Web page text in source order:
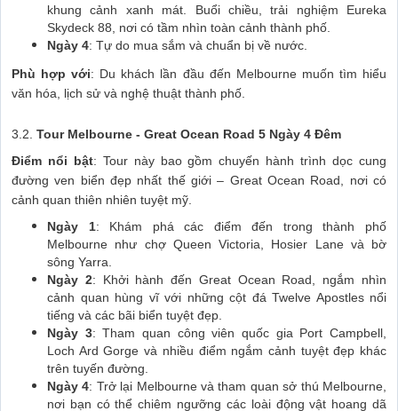
khung cảnh xanh mát. Buổi chiều, trải nghiệm Eureka
Skydeck 88, nơi có tầm nhìn toàn cảnh thành phố.
Ngày 4: Tự do mua sắm và chuẩn bị về nước.
Phù hợp với: Du khách lần đầu đến Melbourne muốn tìm hiểu
văn hóa, lịch sử và nghệ thuật thành phố.
3.2. Tour Melbourne - Great Ocean Road 5 Ngày 4 Đêm
Điểm nổi bật: Tour này bao gồm chuyến hành trình dọc cung
đường ven biển đẹp nhất thế giới – Great Ocean Road, nơi có
cảnh quan thiên nhiên tuyệt mỹ.
Ngày 1: Khám phá các điểm đến trong thành phố
Melbourne như chợ Queen Victoria, Hosier Lane và bờ
sông Yarra.
Ngày 2: Khởi hành đến Great Ocean Road, ngắm nhìn
cảnh quan hùng vĩ với những cột đá Twelve Apostles nổi
tiếng và các bãi biển tuyệt đẹp.
Ngày 3: Tham quan công viên quốc gia Port Campbell,
Loch Ard Gorge và nhiều điểm ngắm cảnh tuyệt đẹp khác
trên tuyến đường.
Ngày 4: Trở lại Melbourne và tham quan sở thú Melbourne,
nơi bạn có thể chiêm ngưỡng các loài động vật hoang dã